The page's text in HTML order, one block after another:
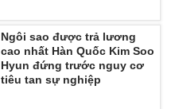
Ngôi sao được trả lương
cao nhất Hàn Quốc Kim Soo
Hyun đứng trước nguy cơ
tiêu tan sự nghiệp